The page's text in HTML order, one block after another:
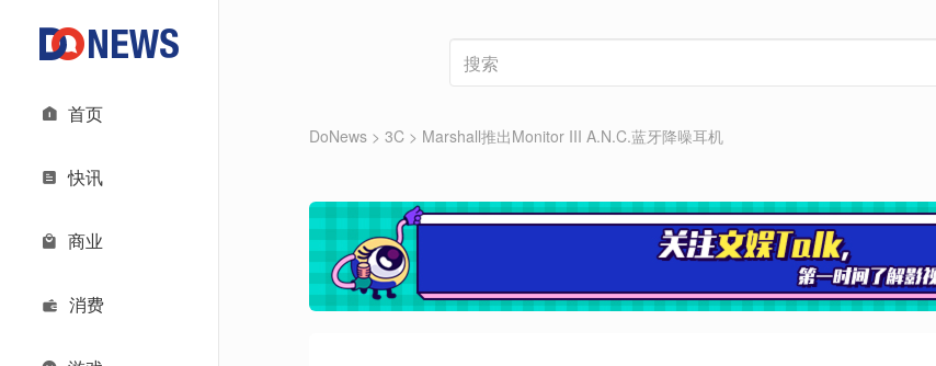
首页
快讯
商业
消费
DoNews > 3C > Marshall推出Monitor III A.N.C.蓝牙降噪耳机